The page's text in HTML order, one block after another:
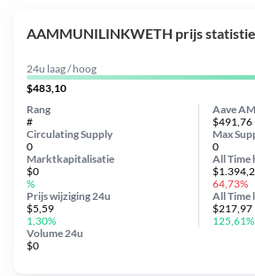
AAMMUNILINKWETH prijs
24u laag / hoog
$483,10
Aave
$491,76
Circulating Supply
0
Prijs wijziging 24u
$5,59
1,30%
Max
0
Marktkapitalisatie
$0
%
Volume 24u
$0
Rang
#
All Time
64,73%
All Time
$217,97
125,61%